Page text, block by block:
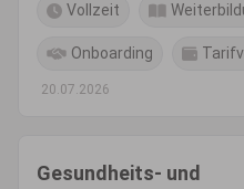
Vollzeit
Onboarding
20.07.2026
Gesundheits- und